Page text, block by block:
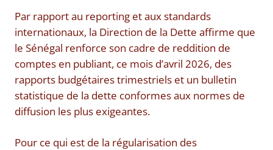
Par rapport au reporting et aux standards
internationaux, la Direction de la Dette affirme que
le Sénégal renforce son cadre de reddition de
comptes en publiant, ce mois d’avril 2026, des
rapports budgétaires trimestriels et un bulletin
statistique de la dette conformes aux normes de
diffusion les plus exigeantes.
Pour ce qui est de la régularisation des